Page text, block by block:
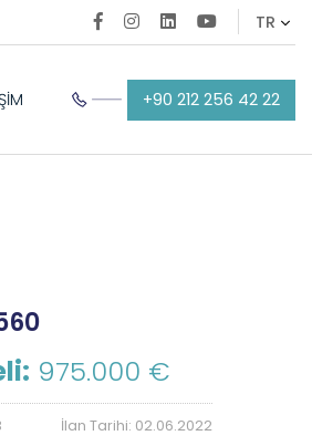
+90 212 256 42 22
975.000 €
İlan Tarihi: 02.06.2022